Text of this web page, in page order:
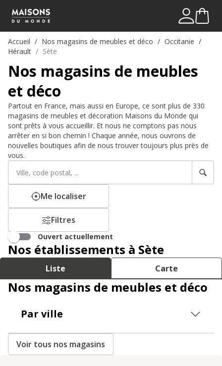
Mon
Me
Accueil Nos magasins de meubles et déco
Occitanie
Hérault
Sète
Nos magasins de meubles
et déco
Partout en France, mais aussi en Europe, ce sont plus de 330
magasins de meubles et décoration Maisons du Monde qui
sont prêts à vous accueillir. Et nous ne comptons pas nous
arrêter en si bon chemin ! Chaque année, nous ouvrons de
nouvelles boutiques afin de nous trouver toujours plus près de
vous.
Rechercher
établissement
Veuillez
renseigner
adresse
Me localiser
Filtres
Ouvert actuellement
Nos établissements à Sète
Liste Carte
Nos magasins de meubles et déco
Par ville
Voir tous nos magasins